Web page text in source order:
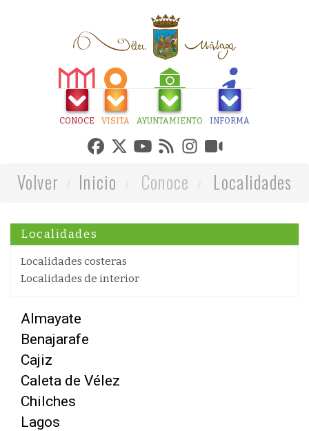
CONOCE VISITA AYUNTAMIENTO INFORMA
Volver Inicio Conoce Localidades
Localidades
Localidades costeras
Localidades de interior
Almayate
Benajarafe
Cajiz
Caleta de Vélez
Chilches
Lagos